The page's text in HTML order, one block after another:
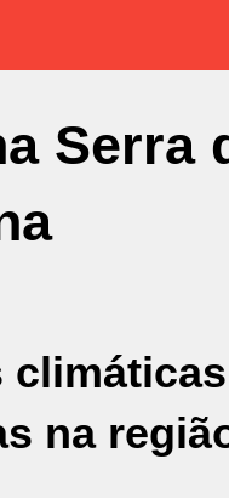
Serra
na